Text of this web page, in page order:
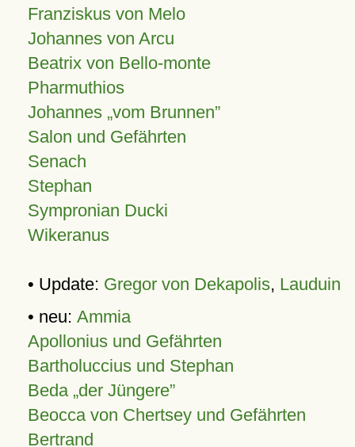
Franziskus von Melo
Johannes von Arcu
Beatrix von Bello-monte
Pharmuthios
Johannes vom Brunnen
Salon und Gefährten
Senach
Stephan
Sympronian Ducki
Wikeranus
• Update: Gregor von Dekapolis, Lauduin
• neu: Ammia
Apollonius und Gefährten
Bartholuccius und Stephan
Beda „der Jüngere”
Beocca von Chertsey und Gefährten
Bertrand